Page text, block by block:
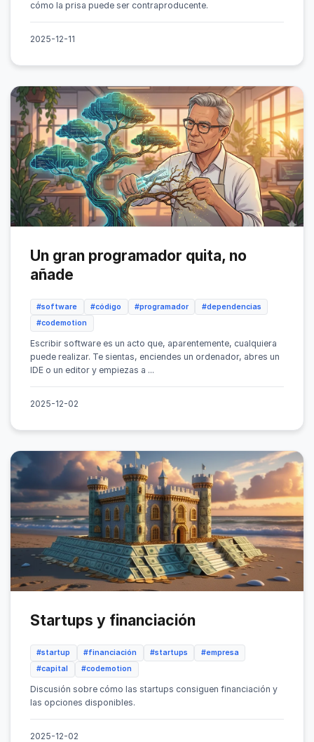
cómo la prisa puede ser contraproducente.
2025-12-11
Un gran programador quita, no
añade
#software #código #programador
#dependencias
#codemotion
Escribir software es un acto que, aparentemente, cualquiera
puede realizar. Te sientas, enciendes un ordenador, abres un
IDE o un editor y empiezas a ...
2025-12-02
Startups y financiación
#startup #financiación #startups
#empresa
#capital
#codemotion
Discusión sobre cómo las startups consiguen financiación y
las opciones disponibles.
2025-12-02